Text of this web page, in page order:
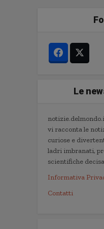
Le
vi racconta le
curiose e
ladri imbranati,
scientifiche
Informativa
Contatti